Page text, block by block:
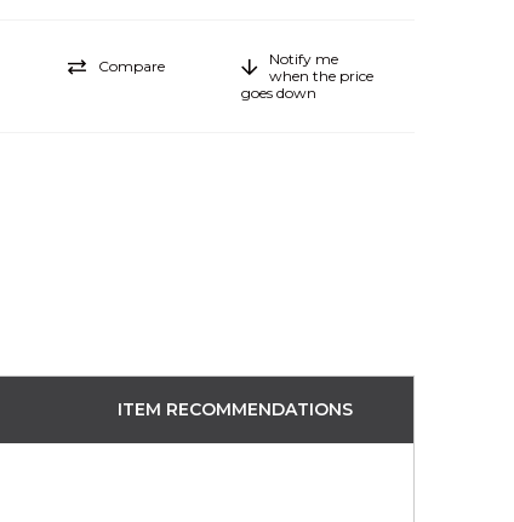
Compare
Notify me
when the price
goes down
ITEM RECOMMENDATIONS